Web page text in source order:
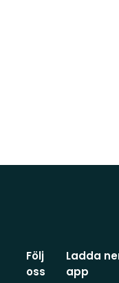
Följ
oss
Ladda
app